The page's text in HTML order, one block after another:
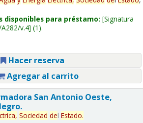
disponibles para préstamo: Signatura
v.4 (1).
Hacer reserva
Agregar al carrito
San Antonio Oeste,
Sociedad del Estado.